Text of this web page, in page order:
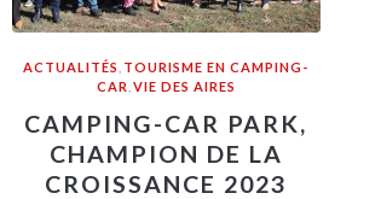
ACTUALITÉS TOURISME EN CAMPING-
CAR VIE DES AIRES
CAMPING-CAR PARK,
CHAMPION DE LA
CROISSANCE 2023